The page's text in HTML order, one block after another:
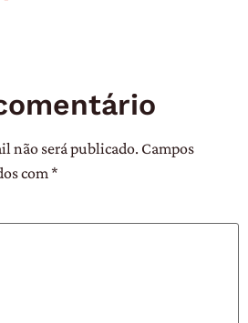
não será publicado. Campos
com*